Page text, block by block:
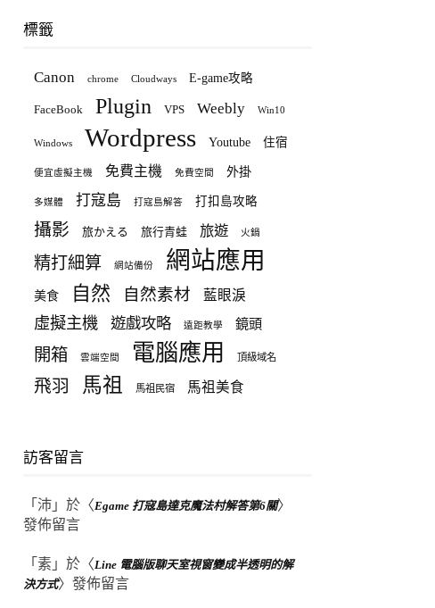
標籤
Canon chrome Cloudways E-game攻略
FaceBook Plugin VPS Weebly Win10
Windows Wordpress Youtube 住宿
便宜虛擬主機 免費主機 免費空間 外掛
多媒體 打寇島 打寇島解答 打扣島攻略
攝影 旅かえる 旅行青蛙 旅遊 火鍋
精打細算 網站備份 網站應用
美食 自然 自然素材 藍眼淚
虛擬主機 遊戲攻略 遠距教學 鏡頭
開箱 雲端空間 電腦應用 頂級域名
飛羽 馬祖 馬祖民宿 馬祖美食
訪客留言
「 沛 」於〈Egame 打寇島達克魔法村解答第6關〉
發佈留言
「 素 」於〈Line 電腦版聊天室視窗變成半透明的解
決方式〉發佈留言